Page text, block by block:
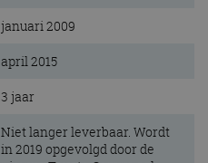
januari 2009
april 2015
3 jaar
Niet langer leverbaar. Wordt
in 2019 opgevolgd door de